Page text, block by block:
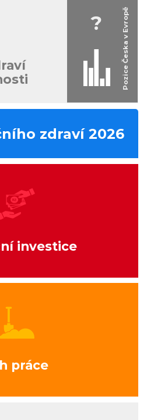
?
zdraví 2026
investice
práce